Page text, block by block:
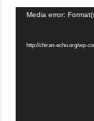
Media error: